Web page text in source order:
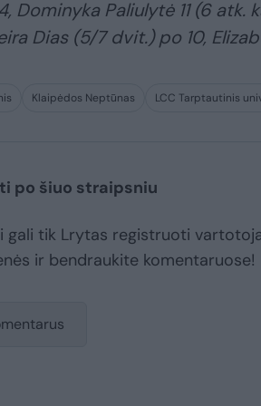
Dominyka Paliulytė 11 (6
Dias (5/7 dvit.) po 10,
Klaipėdos Neptūnas LCC Tarptautinis
po šiuo straipsniu
gali tik Lrytas registruoti
ir bendraukite komentaruose!